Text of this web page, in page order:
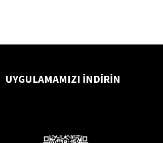
UYGULAMAMIZI İNDİRİN